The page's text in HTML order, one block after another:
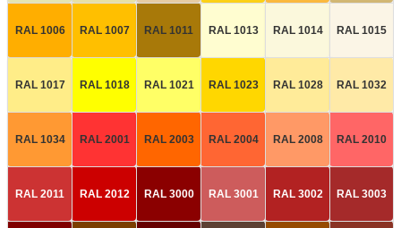
RAL 1006 RAL 1007 RAL 1011 RAL 1013 RAL 1014 RAL 1015
RAL 1017 RAL 1018 RAL 1021 RAL 1023 RAL 1028 RAL 1032
RAL 1034 RAL 2001 RAL 2003 RAL 2004 RAL 2008 RAL 2010
RAL 2011 RAL 2012 RAL 3000 RAL 3001 RAL 3002 RAL 3003